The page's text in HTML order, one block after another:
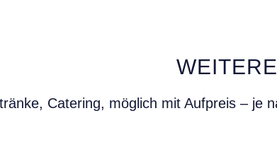
Catering, möglich mit Aufpreis – je